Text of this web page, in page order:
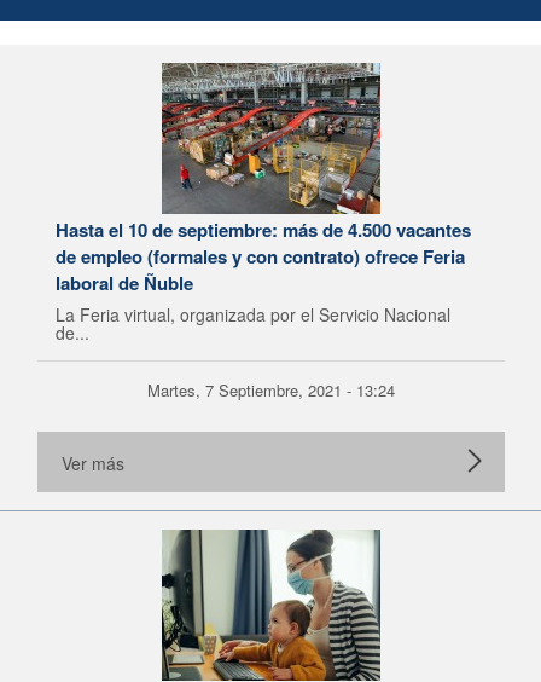
Hasta el 10 de septiembre: más de 4.500 vacantes
de empleo (formales y con contrato) ofrece Feria
laboral de Ñuble
La Feria virtual, organizada por el Servicio Nacional
de...
Martes, 7 Septiembre, 2021 - 13:24
Ver más